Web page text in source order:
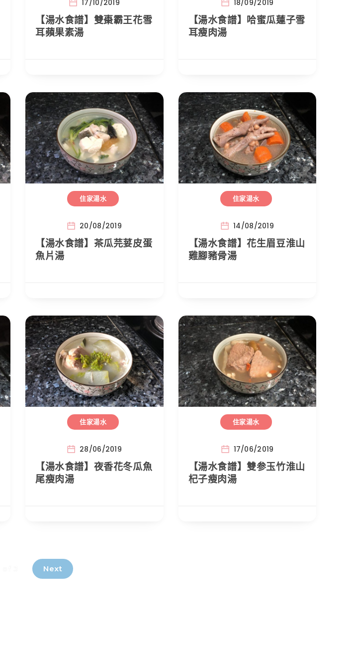
17/10/2019
【湯水食譜】雙棗霸王花雪
耳蘋果素湯
18/09/2019
【湯水食譜】哈蜜瓜蓮子雪
耳瘦肉湯
住家湯水
20/08/2019
【湯水食譜】茶瓜芫荽皮蛋
魚片湯
住家湯水
14/08/2019
【湯水食譜】花生眉豆淮山
雞腳豬骨湯
住家湯水
28/06/2019
【湯水食譜】夜香花冬瓜魚
尾瘦肉湯
住家湯水
17/06/2019
【湯水食譜】雙参玉竹淮山
杞子瘦肉湯
Next